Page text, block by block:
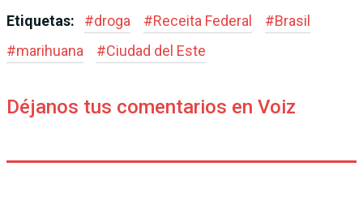
Etiquetas: #droga #Receita Federal #Brasil
#marihuana #Ciudad del Este
Déjanos tus comentarios en Voiz